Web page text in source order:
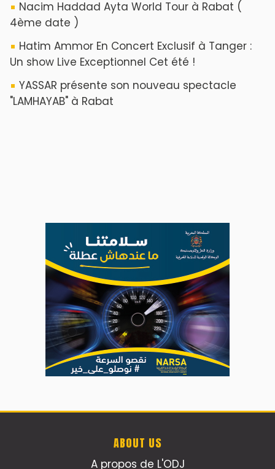
l’équité territoriale
​Lancement de la plateforme “Observatoire
des projets” du Ministère de l’Équipement et
Nacim Haddad débarque à Tanger : Le
Souffle du Nord s'éveille !
Nacim Haddad Ayta World Tour à Rabat (
4ème date )
Hatim Ammor En Concert Exclusif à Tanger :
Un show Live Exceptionnel Cet été !
YASSAR présente son nouveau spectacle
"LAMHAYAB" à Rabat